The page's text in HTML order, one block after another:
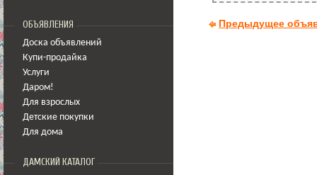
ОБЪЯВЛЕНИЯ
Доска объявлений
Купи-продайка
Услуги
Даром!
Для взрослых
Детские покупки
Для дома
ДАМСКИЙ КАТАЛОГ
Предыдущее